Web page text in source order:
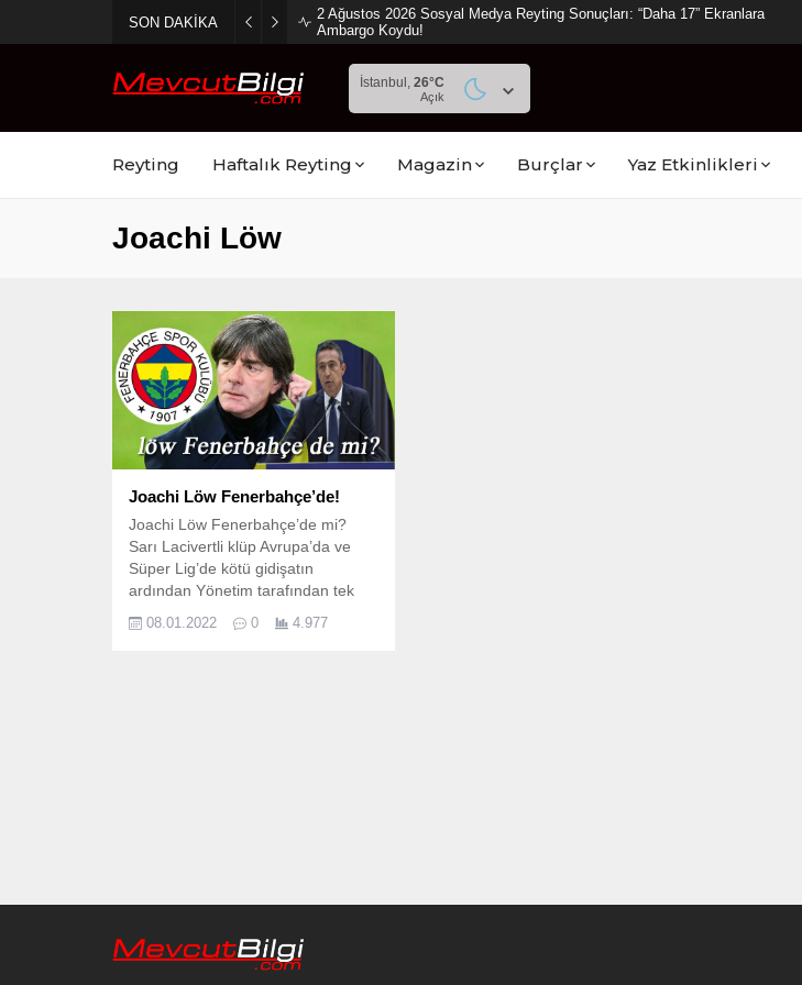
SON DAKİKA
2 Ağustos 2026 Sosyal Medya Reyting Sonuçları: “Daha 17” Ekranlara
Ambargo Koydu!
İstanbul, 26°C
Açık
Reyting Haftalık Reyting Magazin Burçlar Yaz Etkinlikleri
Joachi Löw
Joachi Löw Fenerbahçe’de!
Joachi Löw Fenerbahçe’de mi?
Sarı Lacivertli klüp Avrupa’da ve
Süper Lig’de kötü gidişatın
ardından Yönetim tarafından tek
taraflı olarak 20 Aralık 2021
tarihinde Portekizli teknik adam
08.01.2022 0 4.977